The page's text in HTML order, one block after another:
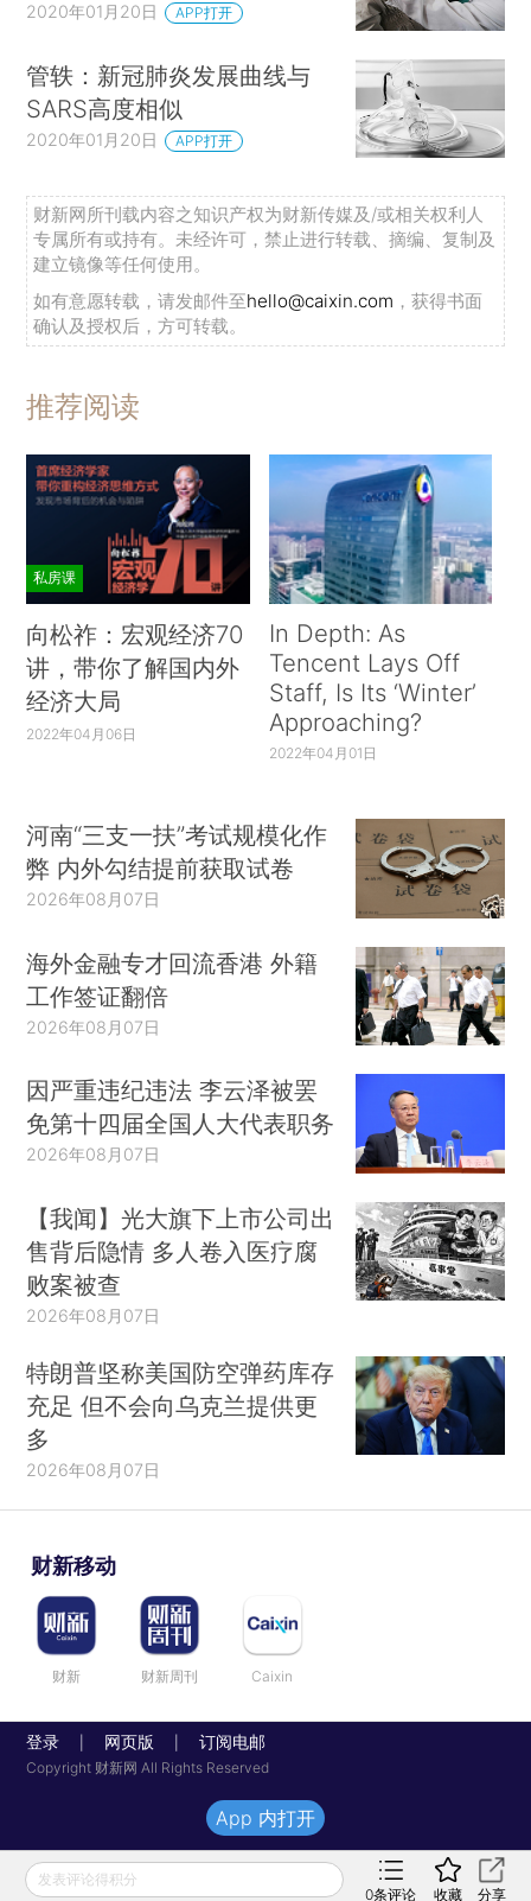
2020年01月20日 APP打开
管轶：新冠肺炎发展曲线与
SARS高度相似
2020年01月20日 APP打开
财新网所刊载内容之知识产权为财新传媒及/或相关权利人
专属所有或持有。未经许可，禁止进行转载、摘编、复制及
建立镜像等任何使用。
如有意愿转载，请发邮件至hello@caixin.com ，获得书面
确认及授权后，方可转载。
推荐阅读
私房课
向松祚：宏观经济70
讲，带你了解国内外
经济大局
2022年04月06日
In Depth: As
Tencent Lays Off
Staff, Is Its ‘Winter’
Approaching?
2022年04月01日
河南“三支一扶”考试规模化作
弊 内外勾结提前获取试卷
2026年08月07日
海外金融专才回流香港 外籍
工作签证翻倍
2026年08月07日
因严重违纪违法 李云泽被罢
免第十四届全国人大代表职务
2026年08月07日
【我闻】光大旗下上市公司出
售背后隐情 多人卷入医疗腐
败案被查
2026年08月07日
特朗普坚称美国防空弹药库存
充足 但不会向乌克兰提供更
多
2026年08月07日
财新移动
财新 财新周刊 Caixin
登录 网页版 订阅电邮
Copyright 财新网 All Rights Reserved
发表评论得积分
0条评论 收藏 分享
App 内打开